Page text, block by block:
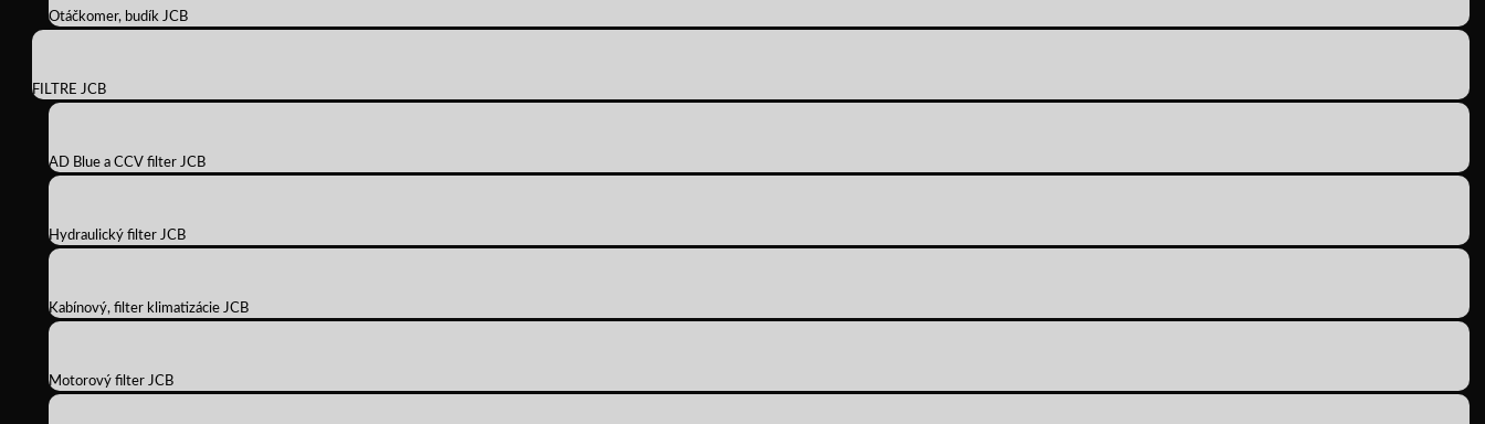
Otáčkomer, budík JCB
FILTRE JCB
AD Blue a CCV filter JCB
Hydraulický filter JCB
Kabínový, filter klimatizácie JCB
Motorový filter JCB